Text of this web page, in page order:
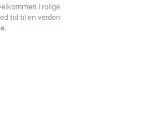
i rolige
tid til en verden